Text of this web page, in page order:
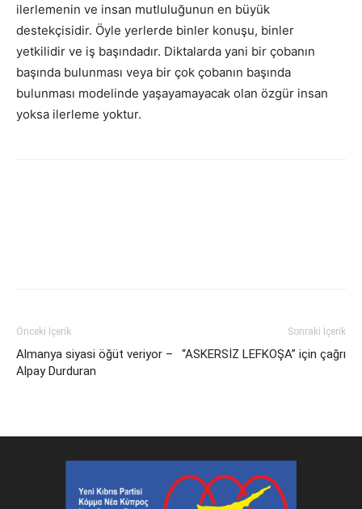
ilerlemenin ve insan mutluluğunun en büyük
destekçisidir. Öyle yerlerde binler konuşu, binler
yetkilidir ve iş başındadır. Diktalarda yani bir çobanın
başında bulunması veya bir çok çobanın başında
bulunması modelinde yaşayamayacak olan özgür insan
yoksa ilerleme yoktur.
Önceki İçerik
Almanya siyasi öğüt veriyor –
Alpay Durduran
Sonraki İçerik
“ASKERSİZ LEFKOŞA” için çağrı